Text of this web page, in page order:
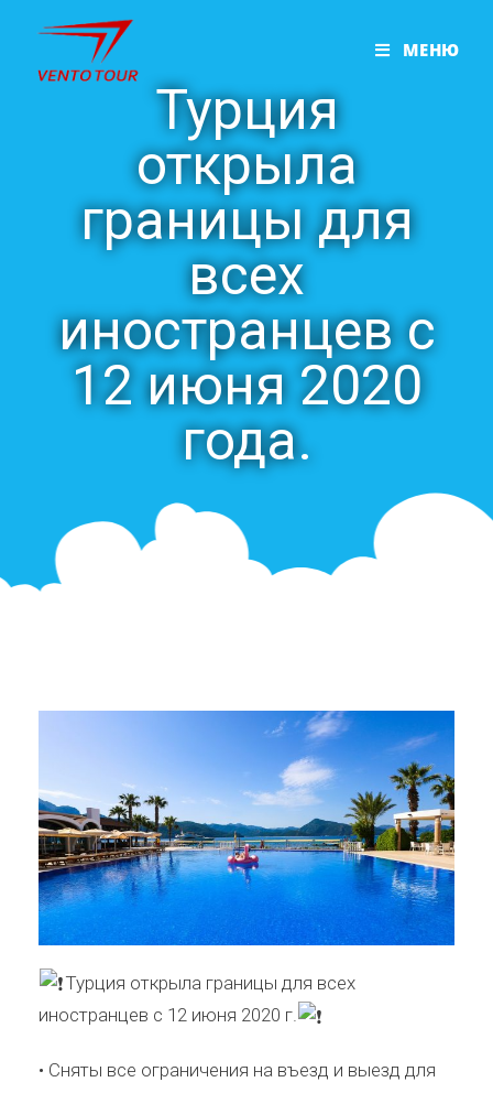
МЕНЮ
Турция
открыла
границы для
всех
иностранцев с
12 июня 2020
года.
Турция открыла границы для всех
иностранцев с 12 июня 2020 г.
• Сняты все ограничения на въезд и выезд для